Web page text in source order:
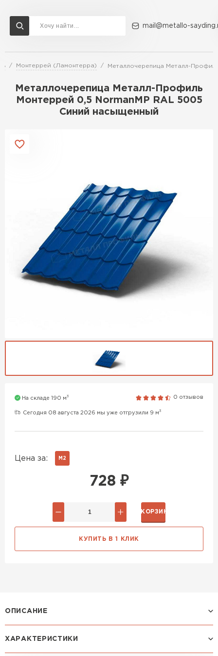
mail@metallo-
Монтеррей (Ламонтерра) Металлочерепица Металл-
Металлочерепица Металл-Профиль
Монтеррей 0,5 NormanMP RAL 5005
Синий насыщенный
На складе 190 м3 0 отзывов
Сегодня 08 августа 2026 мы уже отгрузили 9 м3
Цена за: М2
728 ₽
В КОРЗИНУ
КУПИТЬ В 1 КЛИК
ОПИСАНИЕ
Профиль ЛАМОНТЕРРА:
ХАРАКТЕРИСТИКИ
Доставка и оплата Акции О компании Контакты
Перейти в каталог